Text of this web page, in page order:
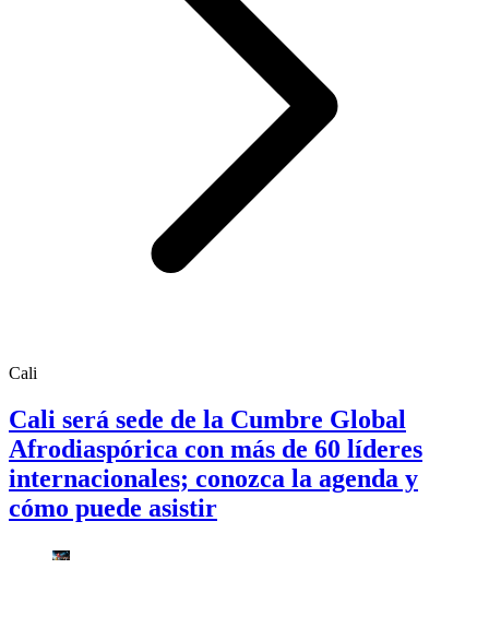
Cali
Cali será sede de la Cumbre Global
Afrodiaspórica con más de 60 líderes
internacionales; conozca la agenda y
cómo puede asistir